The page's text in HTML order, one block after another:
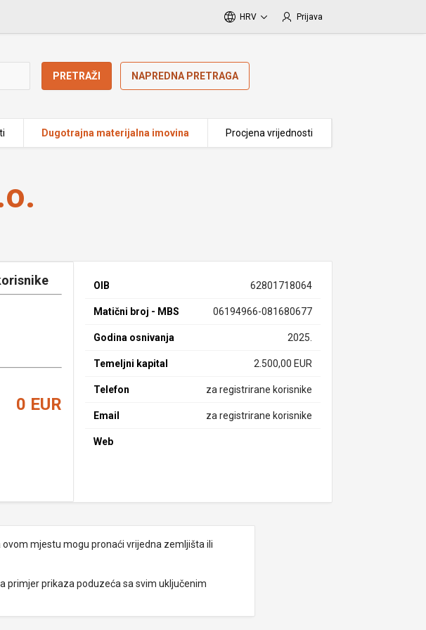
HRV Prijava
PRETRAŽI NAPREDNA PRETRAGA
Dugotrajna materijalna imovina Procjena vrijednosti
0 EUR
OIB 62801718064
Matični broj - MBS 06194966-081680677
Godina osnivanja 2025.
Temeljni kapital 2.500,00 EUR
Telefon za registrirane korisnike
Email za registrirane korisnike
Web
mjestu mogu pronaći vrijedna zemljišta ili
primjer prikaza poduzeća sa svim uključenim